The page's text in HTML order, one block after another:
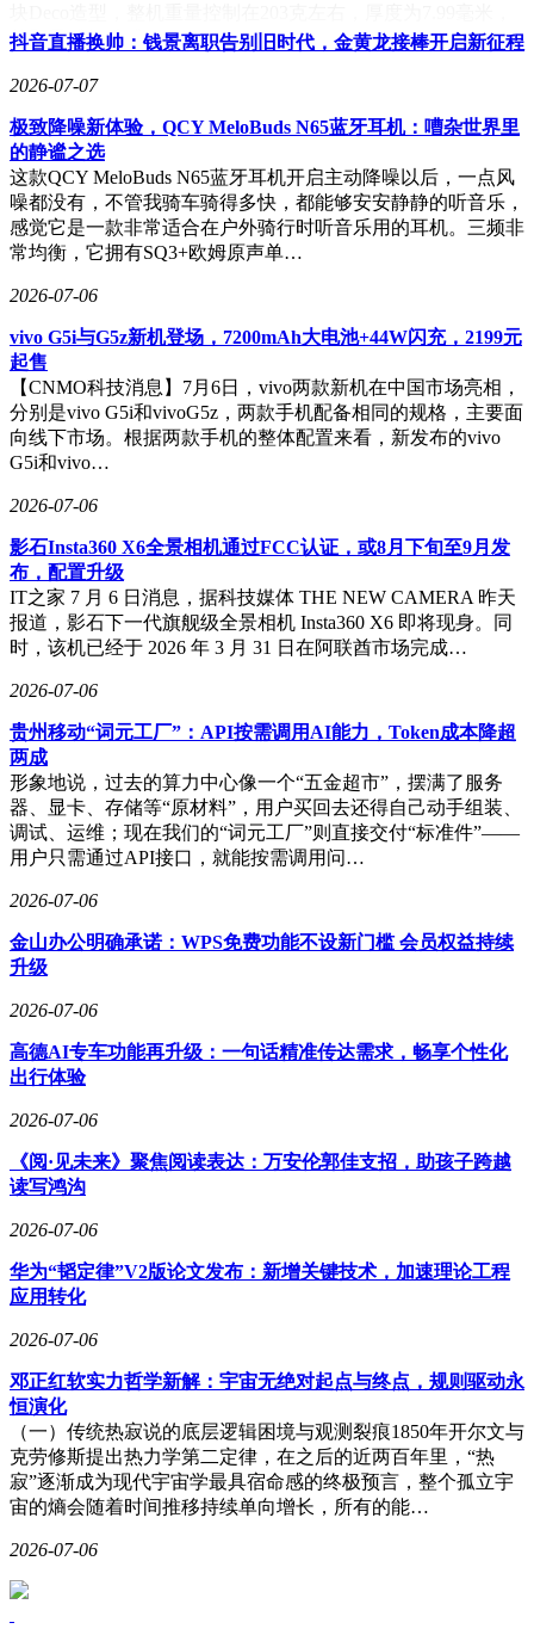
兼顾手感与质感。
续航能力实现重大突破，内置7100mAh超大容量电池，支持
vivo X300s保持一致，可满足重度用户全天使用需求。其他配
置方面，该机延续了旗舰机型应有的水准，在系统优化、网络
连接和散热设计等维度进行常规升级，形成性能、影像、续航
三位一体的核心竞争力。
抖音直播换帅：钱景离职告别旧时代，金黄龙接棒开启新征程
2026-07-07
极致降噪新体验，QCY MeloBuds N65蓝牙耳机：嘈杂世界里
的静谧之选
这款QCY MeloBuds N65蓝牙耳机开启主动降噪以后，一点风
噪都没有，不管我骑车骑得多快，都能够安安静静的听音乐，
感觉它是一款非常适合在户外骑行时听音乐用的耳机。三频非
常均衡，它拥有SQ3+欧姆原声单…
2026-07-06
vivo G5i与G5z新机登场，7200mAh大电池+44W闪充，2199元
起售
【CNMO科技消息】7月6日，vivo两款新机在中国市场亮相，
分别是vivo G5i和vivoG5z，两款手机配备相同的规格，主要面
向线下市场。根据两款手机的整体配置来看，新发布的vivo
G5i和vivo…
2026-07-06
影石Insta360 X6全景相机通过FCC认证，或8月下旬至9月发
布，配置升级
IT之家 7 月 6 日消息，据科技媒体 THE NEW CAMERA 昨天
报道，影石下一代旗舰级全景相机 Insta360 X6 即将现身。同
时，该机已经于 2026 年 3 月 31 日在阿联酋市场完成…
2026-07-06
贵州移动“词元工厂”：API按需调用AI能力，Token成本降超
两成
形象地说，过去的算力中心像一个“五金超市”，摆满了服务
器、显卡、存储等“原材料”，用户买回去还得自己动手组装、
调试、运维；现在我们的“词元工厂”则直接交付“标准件”——
用户只需通过API接口，就能按需调用问…
2026-07-06
金山办公明确承诺：WPS免费功能不设新门槛 会员权益持续
升级
2026-07-06
高德AI专车功能再升级：一句话精准传达需求，畅享个性化
出行体验
2026-07-06
《阅·见未来》聚焦阅读表达：万安伦郭佳支招，助孩子跨越
读写鸿沟
2026-07-06
华为“韬定律”V2版论文发布：新增关键技术，加速理论工程
应用转化
2026-07-06
邓正红软实力哲学新解：宇宙无绝对起点与终点，规则驱动永
恒演化
（一）传统热寂说的底层逻辑困境与观测裂痕1850年开尔文与
克劳修斯提出热力学第二定律，在之后的近两百年里，“热
寂”逐渐成为现代宇宙学最具宿命感的终极预言，整个孤立宇
宙的熵会随着时间推移持续单向增长，所有的能…
2026-07-06